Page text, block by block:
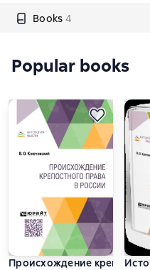
Books 4
Popular books
Происхождение